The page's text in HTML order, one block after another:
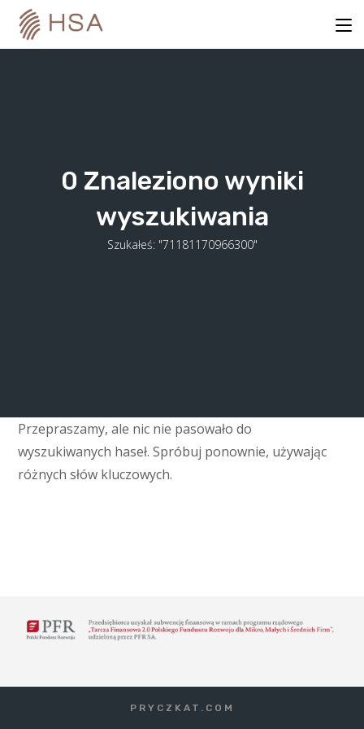
content
0 Znaleziono wyniki
wyszukiwania
Szukałeś: "71181170966300"
Przepraszamy, ale nic nie pasowało do
wyszukiwanych haseł. Spróbuj ponownie, używając
różnych słów kluczowych.
PRYCZKAT.COM